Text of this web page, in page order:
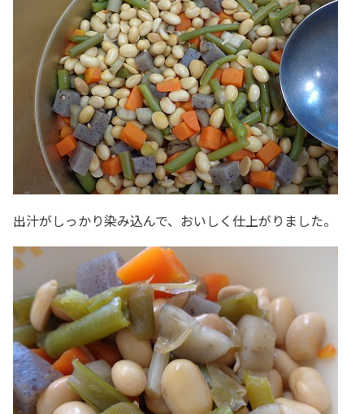
出汁がしっかり染み込んで、おいしく仕上がりました。